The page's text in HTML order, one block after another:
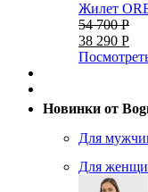
Жилет
54 700 Р
38 290 Р
Новинки от
Для
Для